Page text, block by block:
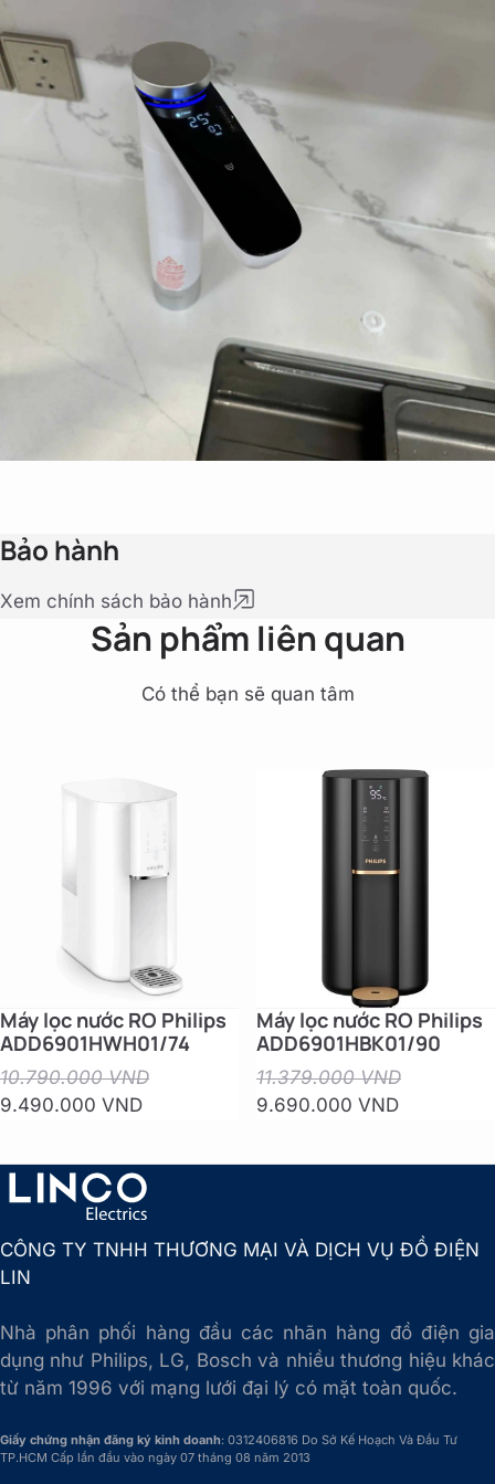
Bảo hành
Xem chính sách bảo hành
Sản phẩm liên quan
Có thể bạn sẽ quan tâm
Máy lọc nước RO Philips
ADD6901HWH01/74
10.790.000 VND
9.490.000 VND
Máy lọc nước RO Philips
ADD6901HBK01/90
11.379.000 VND
9.690.000 VND
CÔNG TY TNHH THƯƠNG MẠI VÀ DỊCH VỤ ĐỒ ĐIỆN
LIN
Nhà phân phối hàng đầu các nhãn hàng đồ điện gia
dụng như Philips, LG, Bosch và nhiều thương hiệu khác
từ năm 1996 với mạng lưới đại lý có mặt toàn quốc.
Giấy chứng nhận đăng ký kinh doanh: 0312406816 Do Sở Kế Hoạch Và Đầu Tư
TP.HCM Cấp lần đầu vào ngày 07 tháng 08 năm 2013